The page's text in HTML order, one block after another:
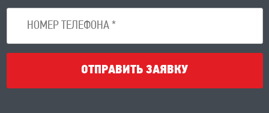
ОТПРАВИТЬ ЗАЯВКУ